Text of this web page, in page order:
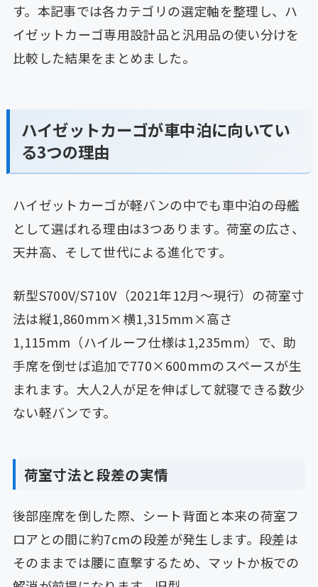
す。本記事では各カテゴリの選定軸を整理し、ハ
イゼットカーゴ専用設計品と汎用品の使い分けを
比較した結果をまとめました。
ハイゼットカーゴが車中泊に向いてい
る3つの理由
ハイゼットカーゴが軽バンの中でも車中泊の母艦
として選ばれる理由は3つあります。荷室の広さ、
天井高、そして世代による進化です。
新型S700V/S710V（2021年12月〜現行）の荷室寸
法は縦1,860mm×横1,315mm×高さ
1,115mm（ハイルーフ仕様は1,235mm）で、助
手席を倒せば追加で770×600mmのスペースが生
まれます。大人2人が足を伸ばして就寝できる数少
ない軽バンです。
荷室寸法と段差の実情
後部座席を倒した際、シート背面と本来の荷室フ
ロアとの間に約7cmの段差が発生します。段差は
そのままでは腰に直撃するため、マットか板での